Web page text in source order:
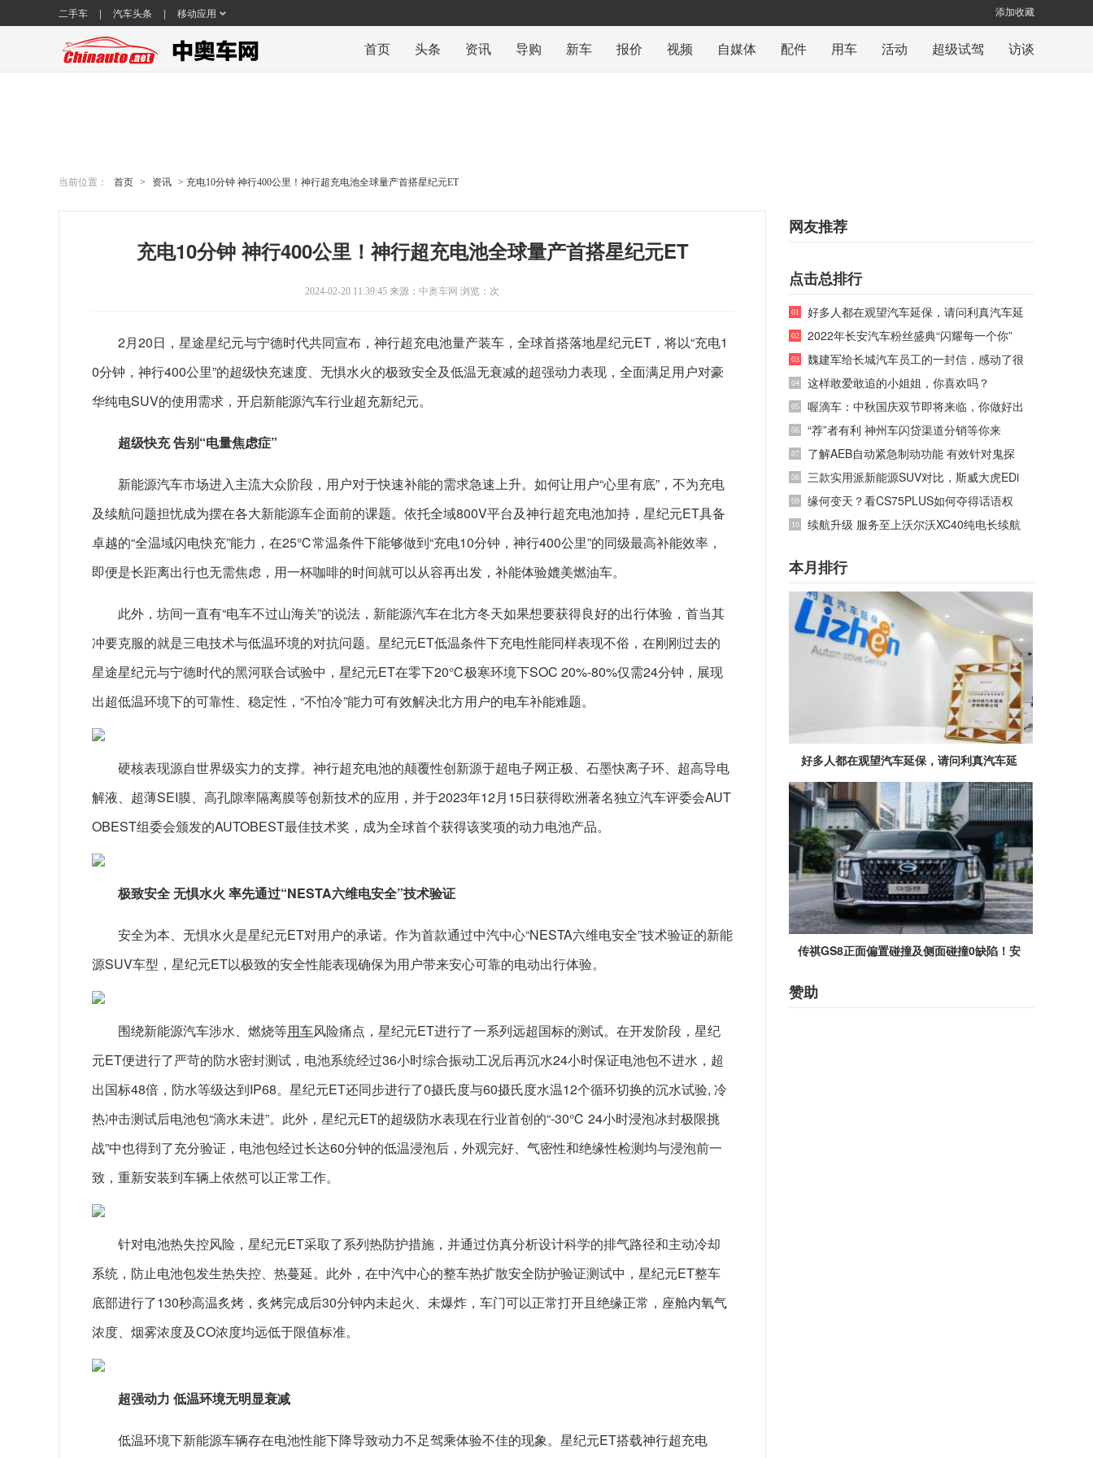
二手车 | 汽车头条 | 移动应用 添加收藏
首页 头条 资讯 导购 新车 报价 视频 自媒体 配件 用车 活动 超级试驾 访谈
当前位置： 首页 > 资讯 > 充电10分钟 神行400公里！神行超充电池全球量产首搭星纪元ET
充电10分钟 神行400公里！神行超充电池全球量产首搭星纪元ET
2024-02-20 11:39:45 来源： 中奥车网 浏览： 次
2月20日，星途星纪元与宁德时代共同宣布，神行超充电池量产装车，全球首搭落地星纪元ET，将以“充电1
0分钟，神行400公里”的超级快充速度、无惧水火的极致安全及低温无衰减的超强动力表现，全面满足用户对豪
华纯电SUV的使用需求，开启新能源汽车行业超充新纪元。
超级快充 告别“电量焦虑症”
新能源汽车市场进入主流大众阶段，用户对于快速补能的需求急速上升。如何让用户“心里有底”，不为充电
及续航问题担忧成为摆在各大新能源车企面前的课题。依托全域800V平台及神行超充电池加持，星纪元ET具备
卓越的“全温域闪电快充”能力，在25℃常温条件下能够做到“充电10分钟，神行400公里”的同级最高补能效率，
即便是长距离出行也无需焦虑，用一杯咖啡的时间就可以从容再出发，补能体验媲美燃油车。
此外，坊间一直有“电车不过山海关”的说法，新能源汽车在北方冬天如果想要获得良好的出行体验，首当其
冲要克服的就是三电技术与低温环境的对抗问题。星纪元ET低温条件下充电性能同样表现不俗，在刚刚过去的
星途星纪元与宁德时代的黑河联合试验中，星纪元ET在零下20℃极寒环境下SOC 20%-80%仅需24分钟，展现
出超低温环境下的可靠性、稳定性，“不怕冷”能力可有效解决北方用户的电车补能难题。
硬核表现源自世界级实力的支撑。神行超充电池的颠覆性创新源于超电子网正极、石墨快离子环、超高导电
解液、超薄SEI膜、高孔隙率隔离膜等创新技术的应用，并于2023年12月15日获得欧洲著名独立汽车评委会AUT
OBEST组委会颁发的AUTOBEST最佳技术奖，成为全球首个获得该奖项的动力电池产品。
极致安全 无惧水火 率先通过“NESTA六维电安全”技术验证
安全为本、无惧水火是星纪元ET对用户的承诺。作为首款通过中汽中心“NESTA六维电安全”技术验证的新能
源SUV车型，星纪元ET以极致的安全性能表现确保为用户带来安心可靠的电动出行体验。
围绕新能源汽车涉水、燃烧等用车风险痛点，星纪元ET进行了一系列远超国标的测试。在开发阶段，星纪
元ET便进行了严苛的防水密封测试，电池系统经过36小时综合振动工况后再沉水24小时保证电池包不进水，超
出国标48倍，防水等级达到IP68。星纪元ET还同步进行了0摄氏度与60摄氏度水温12个循环切换的沉水试验, 冷
热冲击测试后电池包“滴水未进”。此外，星纪元ET的超级防水表现在行业首创的“-30℃ 24小时浸泡冰封极限挑
战”中也得到了充分验证，电池包经过长达60分钟的低温浸泡后，外观完好、气密性和绝缘性检测均与浸泡前一
致，重新安装到车辆上依然可以正常工作。
针对电池热失控风险，星纪元ET采取了系列热防护措施，并通过仿真分析设计科学的排气路径和主动冷却
系统，防止电池包发生热失控、热蔓延。此外，在中汽中心的整车热扩散安全防护验证测试中，星纪元ET整车
底部进行了130秒高温炙烤，炙烤完成后30分钟内未起火、未爆炸，车门可以正常打开且绝缘正常，座舱内氧气
浓度、烟雾浓度及CO浓度均远低于限值标准。
超强动力 低温环境无明显衰减
低温环境下新能源车辆存在电池性能下降导致动力不足驾乘体验不佳的现象。星纪元ET搭载神行超充电
网友推荐
点击总排行
01 好多人都在观望汽车延保，请问利真汽车延
02 2022年长安汽车粉丝盛典“闪耀每一个你”
03 魏建军给长城汽车员工的一封信，感动了很
04 这样敢爱敢追的小姐姐，你喜欢吗？
05 喔滴车：中秋国庆双节即将来临，你做好出
06 “荐”者有利 神州车闪贷渠道分销等你来
07 了解AEB自动紧急制动功能 有效针对鬼探
08 三款实用派新能源SUV对比，斯威大虎EDi
09 缘何变天？看CS75PLUS如何夺得话语权
10 续航升级 服务至上沃尔沃XC40纯电长续航
本月排行
好多人都在观望汽车延保，请问利真汽车延
传祺GS8正面偏置碰撞及侧面碰撞0缺陷！安
赞助